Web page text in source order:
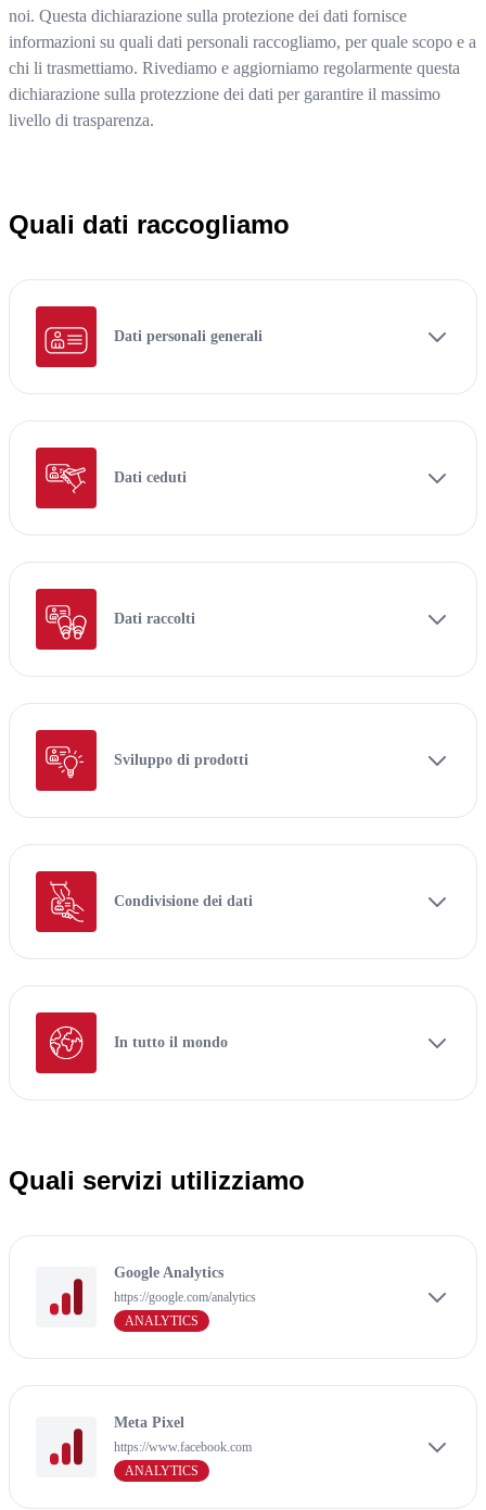
noi. Questa dichiarazione sulla protezione dei dati fornisce
informazioni su quali dati personali raccogliamo, per quale scopo e a
chi li trasmettiamo. Rivediamo e aggiorniamo regolarmente questa
dichiarazione sulla protezzione dei dati per garantire il massimo
livello di trasparenza.
Quali dati raccogliamo
Dati personali generali
Dati ceduti
Dati raccolti
Sviluppo di prodotti
Condivisione dei dati
In tutto il mondo
Quali servizi utilizziamo
Google Analytics
https://google.com/analytics
ANALYTICS
Meta Pixel
https://www.facebook.com
ANALYTICS